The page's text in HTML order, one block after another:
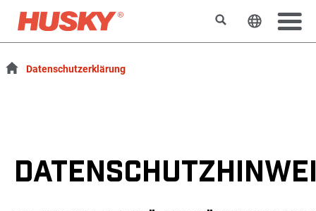
SuchenSprache
Datenschutzerklärung